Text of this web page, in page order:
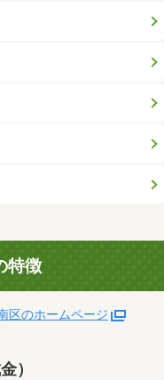
特徴
区のホームページ
）